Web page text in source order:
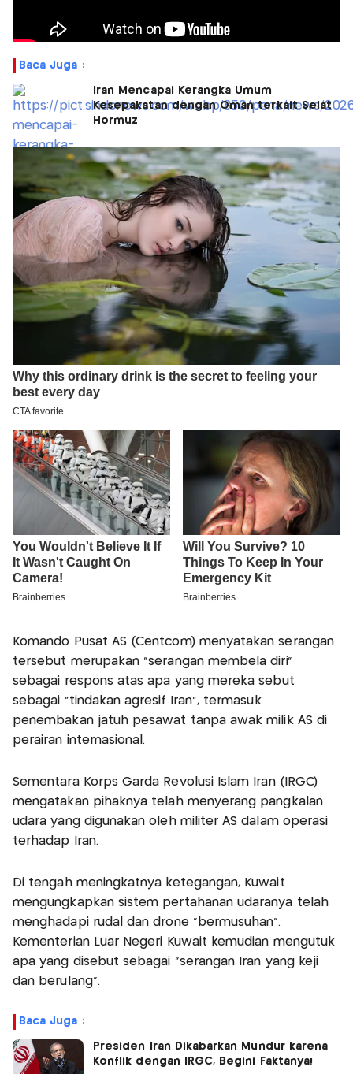
Baca Juga :
Iran Mencapai Kerangka Umum
Kesepakatan dengan Oman terkait Selat
Hormuz
Komando Pusat AS (Centcom) menyatakan serangan
tersebut merupakan "serangan membela diri"
sebagai respons atas apa yang mereka sebut
sebagai "tindakan agresif Iran", termasuk
penembakan jatuh pesawat tanpa awak milik AS di
perairan internasional.
Sementara Korps Garda Revolusi Islam Iran (IRGC)
mengatakan pihaknya telah menyerang pangkalan
udara yang digunakan oleh militer AS dalam operasi
terhadap Iran.
Di tengah meningkatnya ketegangan, Kuwait
mengungkapkan sistem pertahanan udaranya telah
menghadapi rudal dan drone "bermusuhan".
Kementerian Luar Negeri Kuwait kemudian mengutuk
apa yang disebut sebagai "serangan Iran yang keji
dan berulang".
Baca Juga :
Presiden Iran Dikabarkan Mundur karena
Konflik dengan IRGC, Begini Faktanya!